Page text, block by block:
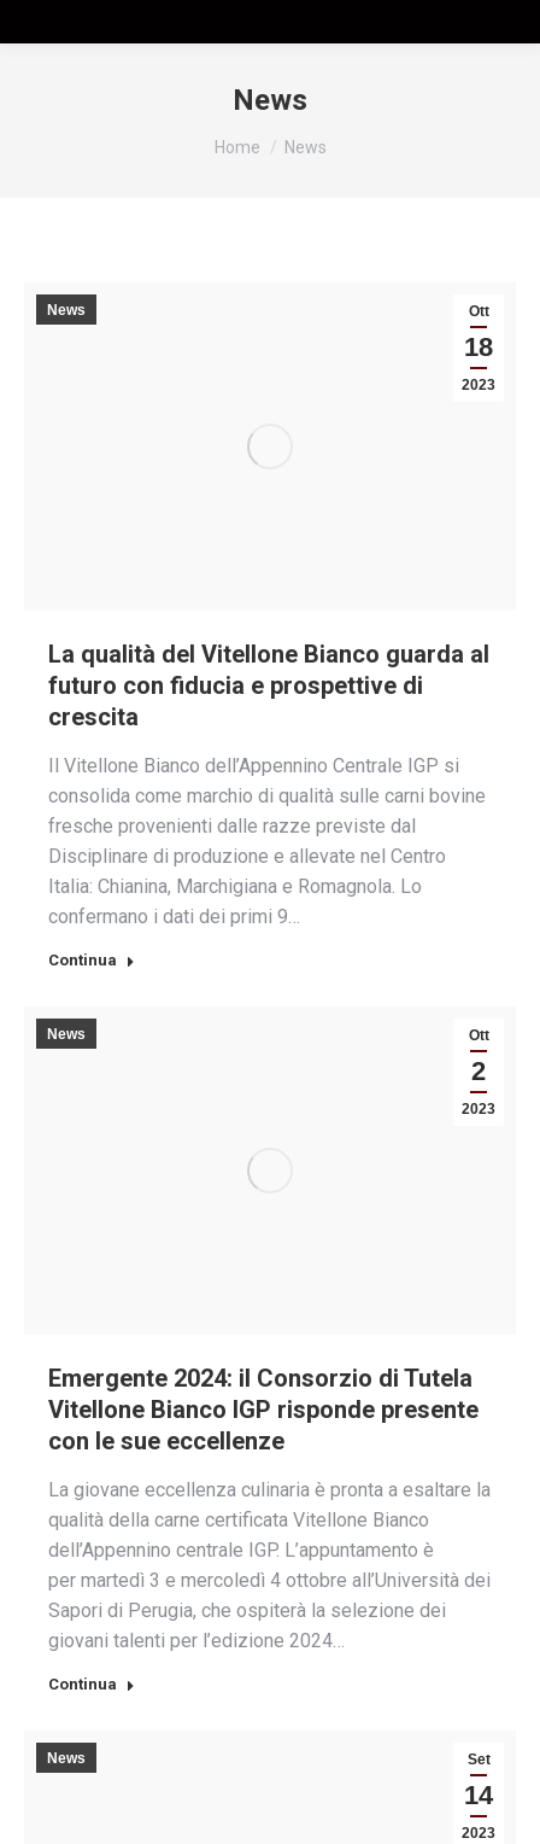
News
Tu sei qui:
Home News
Ott
18
2023
News
La qualità del Vitellone Bianco guarda al
futuro con fiducia e prospettive di
crescita
Il Vitellone Bianco dell’Appennino Centrale IGP si
consolida come marchio di qualità sulle carni bovine
fresche provenienti dalle razze previste dal
Disciplinare di produzione e allevate nel Centro
Italia: Chianina, Marchigiana e Romagnola. Lo
confermano i dati dei primi 9…
Continua
Ott
2
2023
News
Emergente 2024: il Consorzio di Tutela
Vitellone Bianco IGP risponde presente
con le sue eccellenze
La giovane eccellenza culinaria è pronta a esaltare la
qualità della carne certificata Vitellone Bianco
dell’Appennino centrale IGP. L’appuntamento è
per martedì 3 e mercoledì 4 ottobre all’Università dei
Sapori di Perugia, che ospiterà la selezione dei
giovani talenti per l’edizione 2024…
Continua
Set
14
2023
News